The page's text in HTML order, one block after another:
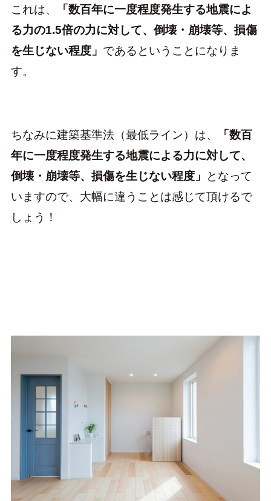
これは、
「数百年に一度程度発生する地震によ
る力の1.5倍の力に対して、倒壊・崩壊等、損傷
を生じない程度」 であるということになりま
す。
ちなみに建築基準法（最低ライン）は、
「数百
年に一度程度発生する地震による力に対して、
倒壊・崩壊等、損傷を生じない程度」
となって
いますので、大幅に違うことは感じて頂けるで
しょう！